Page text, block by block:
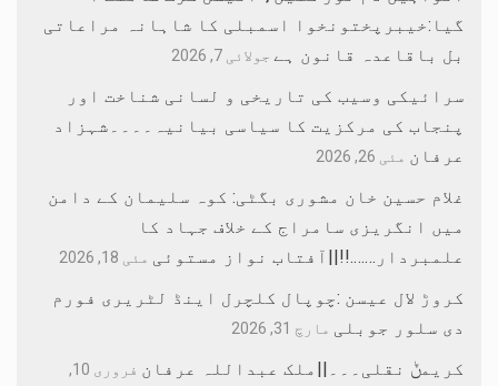
گیا:خیبرپختونخوا اسمبلی کا شاہانہ مراعاتی
بل باقاعدہ قانون ہے جولائی 7, 2026
سرائیکی وسیب کی تاریخی و لسانی شناخت اور
پنجاب کی مرکزیت کا سیاسی بیانیہ۔۔۔۔شہزاد
عرفان مئی 26, 2026
غلام حسین خان مشوری بگٹی: کوہ سلیمان کے دامن
میں انگریزی سامراج کے خلاف جہاد کا
علمبردار…….!!||آفتاب نواز مستوئی مئی 18, 2026
کروڑ لال عیسن :چوپال کلچرل اینڈ لٹریری فورم
دی سلور جوبلی مارچ 31, 2026
کریمݨ نقلی۔۔۔||ملک عبداللہ عرفان
فروری 10,